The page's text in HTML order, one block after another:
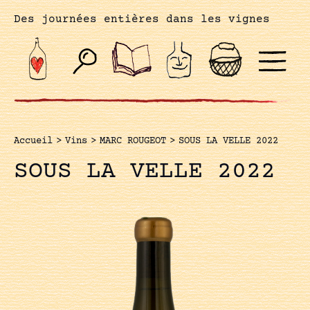
Des journées entières dans les vignes
Accueil > Vins > MARC ROUGEOT > SOUS LA VELLE 2022
SOUS LA VELLE 2022